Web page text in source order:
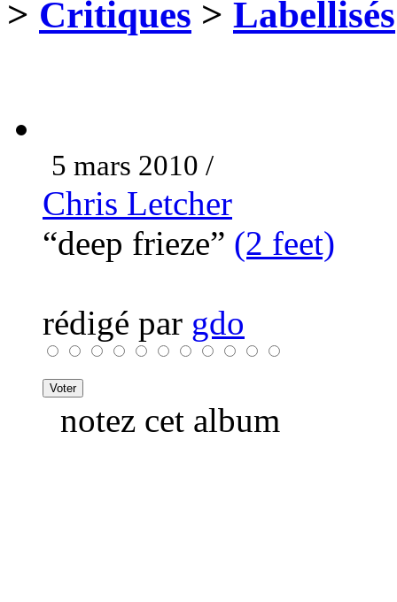
> Critiques > Labellisés
5 mars 2010 /
Chris Letcher
“deep frieze” (2 feet)
rédigé par gdo
notez cet album